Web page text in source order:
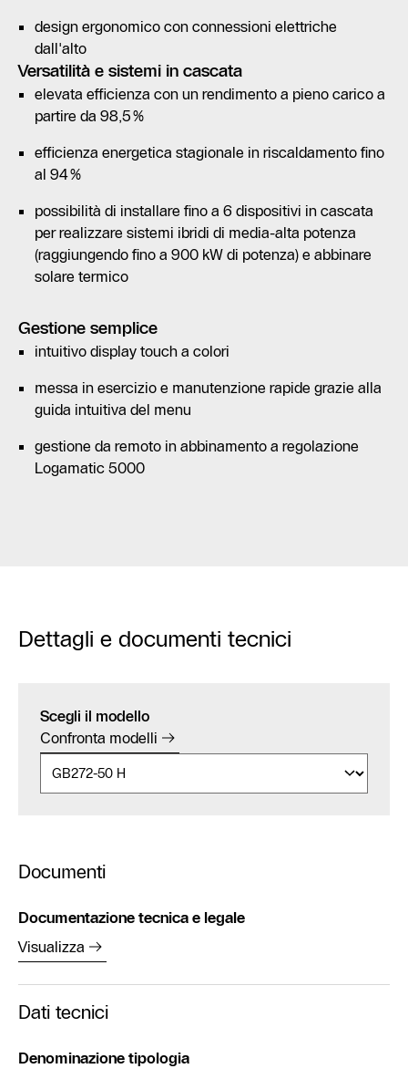
design ergonomico con connessioni elettriche
dall'alto
Versatilità e sistemi in cascata
elevata efficienza con un rendimento a pieno carico a
partire da 98,5%
efficienza energetica stagionale in riscaldamento fino
al 94%
possibilità di installare fino a 6 dispositivi in cascata
per realizzare sistemi ibridi di media-alta potenza
(raggiungendo fino a 900 kW di potenza) e abbinare
solare termico
Gestione semplice
intuitivo display touch a colori
messa in esercizio e manutenzione rapide grazie alla
guida intuitiva del menu
gestione da remoto in abbinamento a regolazione
Logamatic 5000
Dettagli e documenti tecnici
Scegli il modello
Confronta modelli
Documenti
Documentazione tecnica e legale
Visualizza
Dati tecnici
Denominazione tipologia